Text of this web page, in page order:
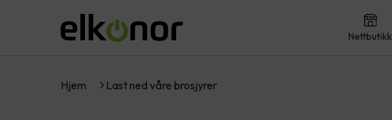
Nettbutikk
Hjem Last ned våre brosjyrer